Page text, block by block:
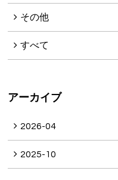
その他
すべて
アーカイブ
2026-04
2025-10